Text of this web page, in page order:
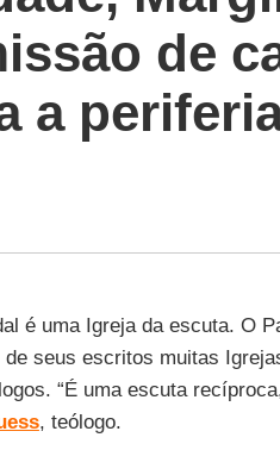
de
a
é uma Igreja da escuta. O
seus escritos muitas
“É uma escuta
, teólogo.